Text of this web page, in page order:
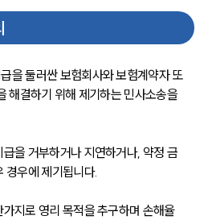
을 둘러싼 보험회사와 보험계약자 또
해결하기 위해 제기하는 민사소송을
을 거부하거나 지연하거나, 약정 금
경우에 제기됩니다.
지로 영리 목적을 추구하며 손해율